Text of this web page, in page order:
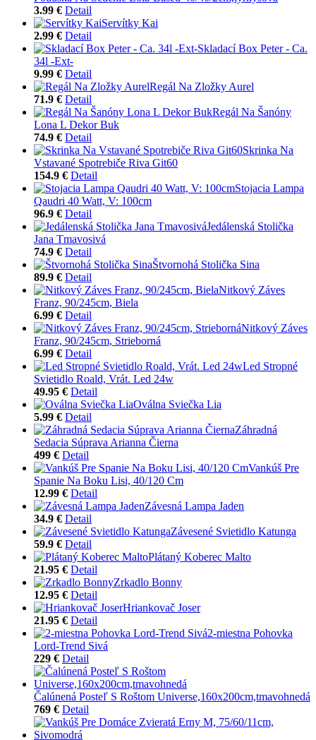
3.99 € Detail
Servítky Kai
2.99 € Detail
Skladací Box Peter - Ca.
34l -Ext-
9.99 € Detail
Regál Na Zložky Aurel
71.9 € Detail
Regál Na Šanóny
Lona L Dekor Buk
74.9 € Detail
Skrinka Na
Vstavané Spotrebiče Riva Git60
154.9 € Detail
Stojacia Lampa
Qaudri 40 Watt, V: 100cm
96.9 € Detail
Jedálenská Stolička
Jana Tmavosivá
74.9 € Detail
Štvornohá Stolička Sina
89.9 € Detail
Nitkový Záves
Franz, 90/245cm, Biela
6.99 € Detail
Nitkový Záves
Franz, 90/245cm, Strieborná
6.99 € Detail
Led Stropné
Svietidlo Roald, Vrát. Led 24w
49.95 € Detail
Oválna Sviečka Lia
5.99 € Detail
Záhradná
Sedacia Súprava Arianna Čierna
499 € Detail
Vankúš Pre
Spanie Na Boku Lisi, 40/120 Cm
12.99 € Detail
Závesná Lampa Jaden
34.9 € Detail
Závesené Svietidlo Katunga
59.9 € Detail
Plátaný Koberec Malto
21.95 € Detail
Zrkadlo Bonny
12.95 € Detail
Hriankovač Joser
21.95 € Detail
2-miestna Pohovka
Lord-Trend Sivá
229 € Detail
Čalúnená Posteľ S Roštom Universe,160x200cm,tmavohnedá
769 € Detail